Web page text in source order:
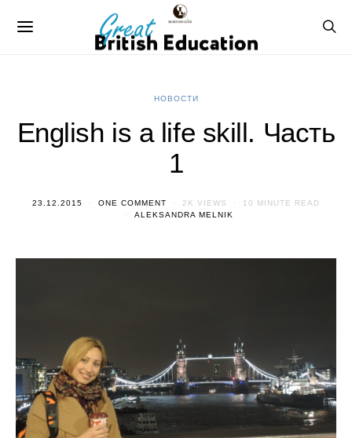
НОВОСТИ
English is a life skill. Часть
1
23.12.2015 ONE COMMENT 2K VIEWS
10 MINUTE READ
ALEKSANDRA MELNIK